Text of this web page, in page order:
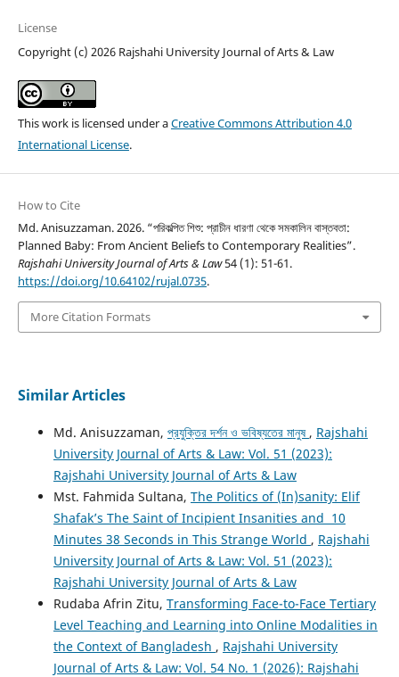
License
Copyright (c) 2026 Rajshahi University Journal of Arts & Law
This work is licensed under aCreative Commons Attribution 4.0
International License.
How to Cite
Md. Anisuzzaman. 2026. “পরিকল্পিত শিশু: প্রাচীন ধারণা থেকে সমকালিন বাস্তবতা:
Planned Baby: From Ancient Beliefs to Contemporary Realities”.
Rajshahi University Journal of Arts & Law54 (1): 51-61.
https://doi.org/10.64102/rujal.0735.
More Citation Formats
Similar Articles
Md. Anisuzzaman, প্রযুক্তির দর্শন ও ভবিষ্যতের মানুষ , Rajshahi
University Journal of Arts & Law: Vol. 51 (2023):
Rajshahi University Journal of Arts & Law
Mst. Fahmida Sultana, The Politics of (In)sanity: Elif
Shafak’s The Saint of Incipient Insanities and 10
Minutes 38 Seconds in This Strange World , Rajshahi
University Journal of Arts & Law: Vol. 51 (2023):
Rajshahi University Journal of Arts & Law
Rudaba Afrin Zitu, Transforming Face-to-Face Tertiary
Level Teaching and Learning into Online Modalities in
the Context of Bangladesh , Rajshahi University
Journal of Arts & Law: Vol. 54 No. 1 (2026): Rajshahi